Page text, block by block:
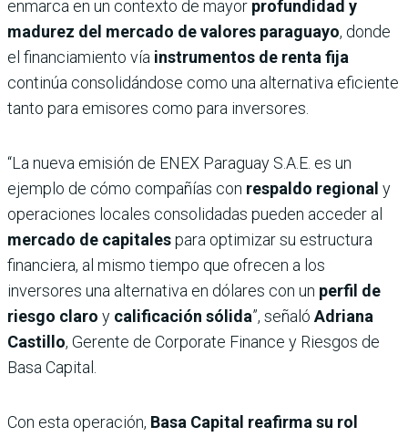
enmarca en un contexto de mayor profundidad y
madurez del mercado de valores paraguayo, donde
el financiamiento vía instrumentos de renta fija
continúa consolidándose como una alternativa eficiente
tanto para emisores como para inversores.
“La nueva emisión de ENEX Paraguay S.A.E. es un
ejemplo de cómo compañías con respaldo regional y
operaciones locales consolidadas pueden acceder al
mercado de capitalespara optimizar su estructura
financiera, al mismo tiempo que ofrecen a los
inversores una alternativa en dólares con un perfil de
riesgo claro y calificación sólida”, señaló Adriana
Castillo, Gerente de Corporate Finance y Riesgos de
Basa Capital.
Con esta operación, Basa Capital reafirma su rol